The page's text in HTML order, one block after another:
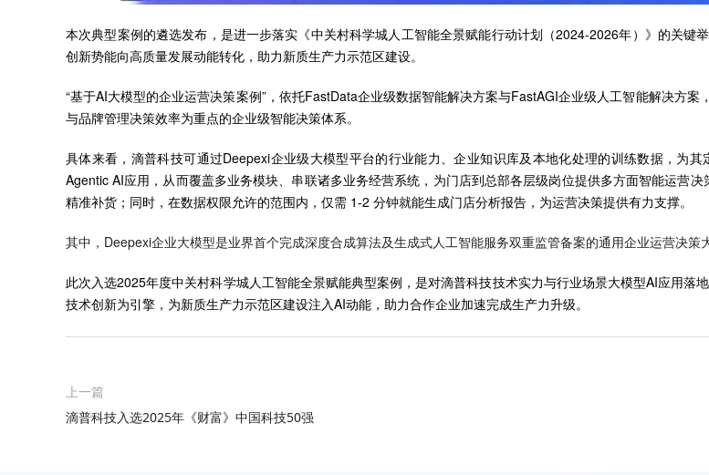
本次典型案例的遴选发布，是进一步落实《中关村科学城人工智能全景赋能行动计划（2024-2026年）》的关
创新势能向高质量发展动能转化，助力新质生产力示范区建设。
“基于AI大模型的企业运营决策案例”，依托FastData企业级数据智能解决方案与FastAGI企业级人工智能解决方
与品牌管理决策效率为重点的企业级智能决策体系。
具体来看，滴普科技可通过Deepexi企业级大模型平台的行业能力、企业知识库及本地化处理的训练数据，为
Agentic AI应用，从而覆盖多业务模块、串联诸多业务经营系统，为门店到总部各层级岗位提供多方面智能运营
精准补货；同时，在数据权限允许的范围内，仅需 1-2 分钟就能生成门店分析报告，为运营决策提供有力支撑。
其中，Deepexi企业大模型是业界首个完成深度合成算法及生成式人工智能服务双重监管备案的通用企业运营决策
此次入选2025年度中关村科学城人工智能全景赋能典型案例，是对滴普科技技术实力与行业场景大模型AI应用
技术创新为引擎，为新质生产力示范区建设注入AI动能，助力合作企业加速完成生产力升级。
上一篇
滴普科技入选2025年《财富》中国科技50强